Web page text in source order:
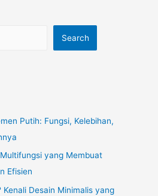
Search
Putih: Fungsi, Kelebihan,
yang Membuat
Efisien
Kenali Desain Minimalis yang